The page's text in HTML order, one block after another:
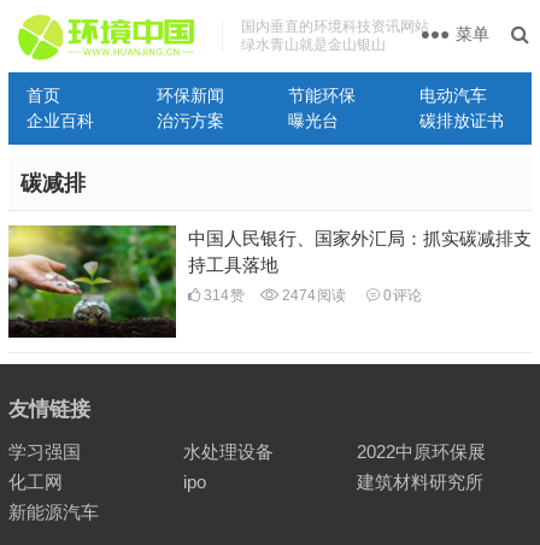
国内垂直的环境科技资讯网站
绿水青山就是金山银山
首页 环保新闻 节能环保
电动汽车
企业百科
治污方案 曝光台 碳排放证书
菜单
碳减排
中国人民银行、国家外汇局：抓实碳减排支
持工具落地
314赞 2474阅读 0评论
友情链接
学习强国 水处理设备
2022中原环保展
化工网
ipo
建筑材料研究所
新能源汽车